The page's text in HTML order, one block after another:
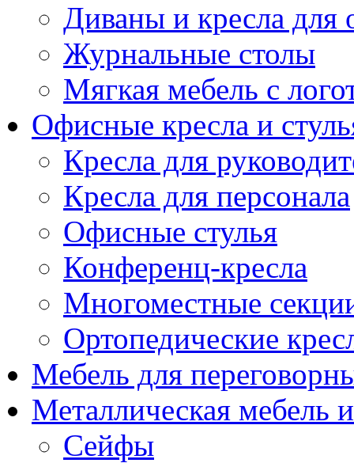
Диваны и кресла для
Журнальные столы
Мягкая мебель с
Офисные кресла и
Кресла для
Кресла для персонала
Офисные стулья
Конференц-кресла
Многоместные
Ортопедические
Мебель для
Металлическая мебель
Сейфы